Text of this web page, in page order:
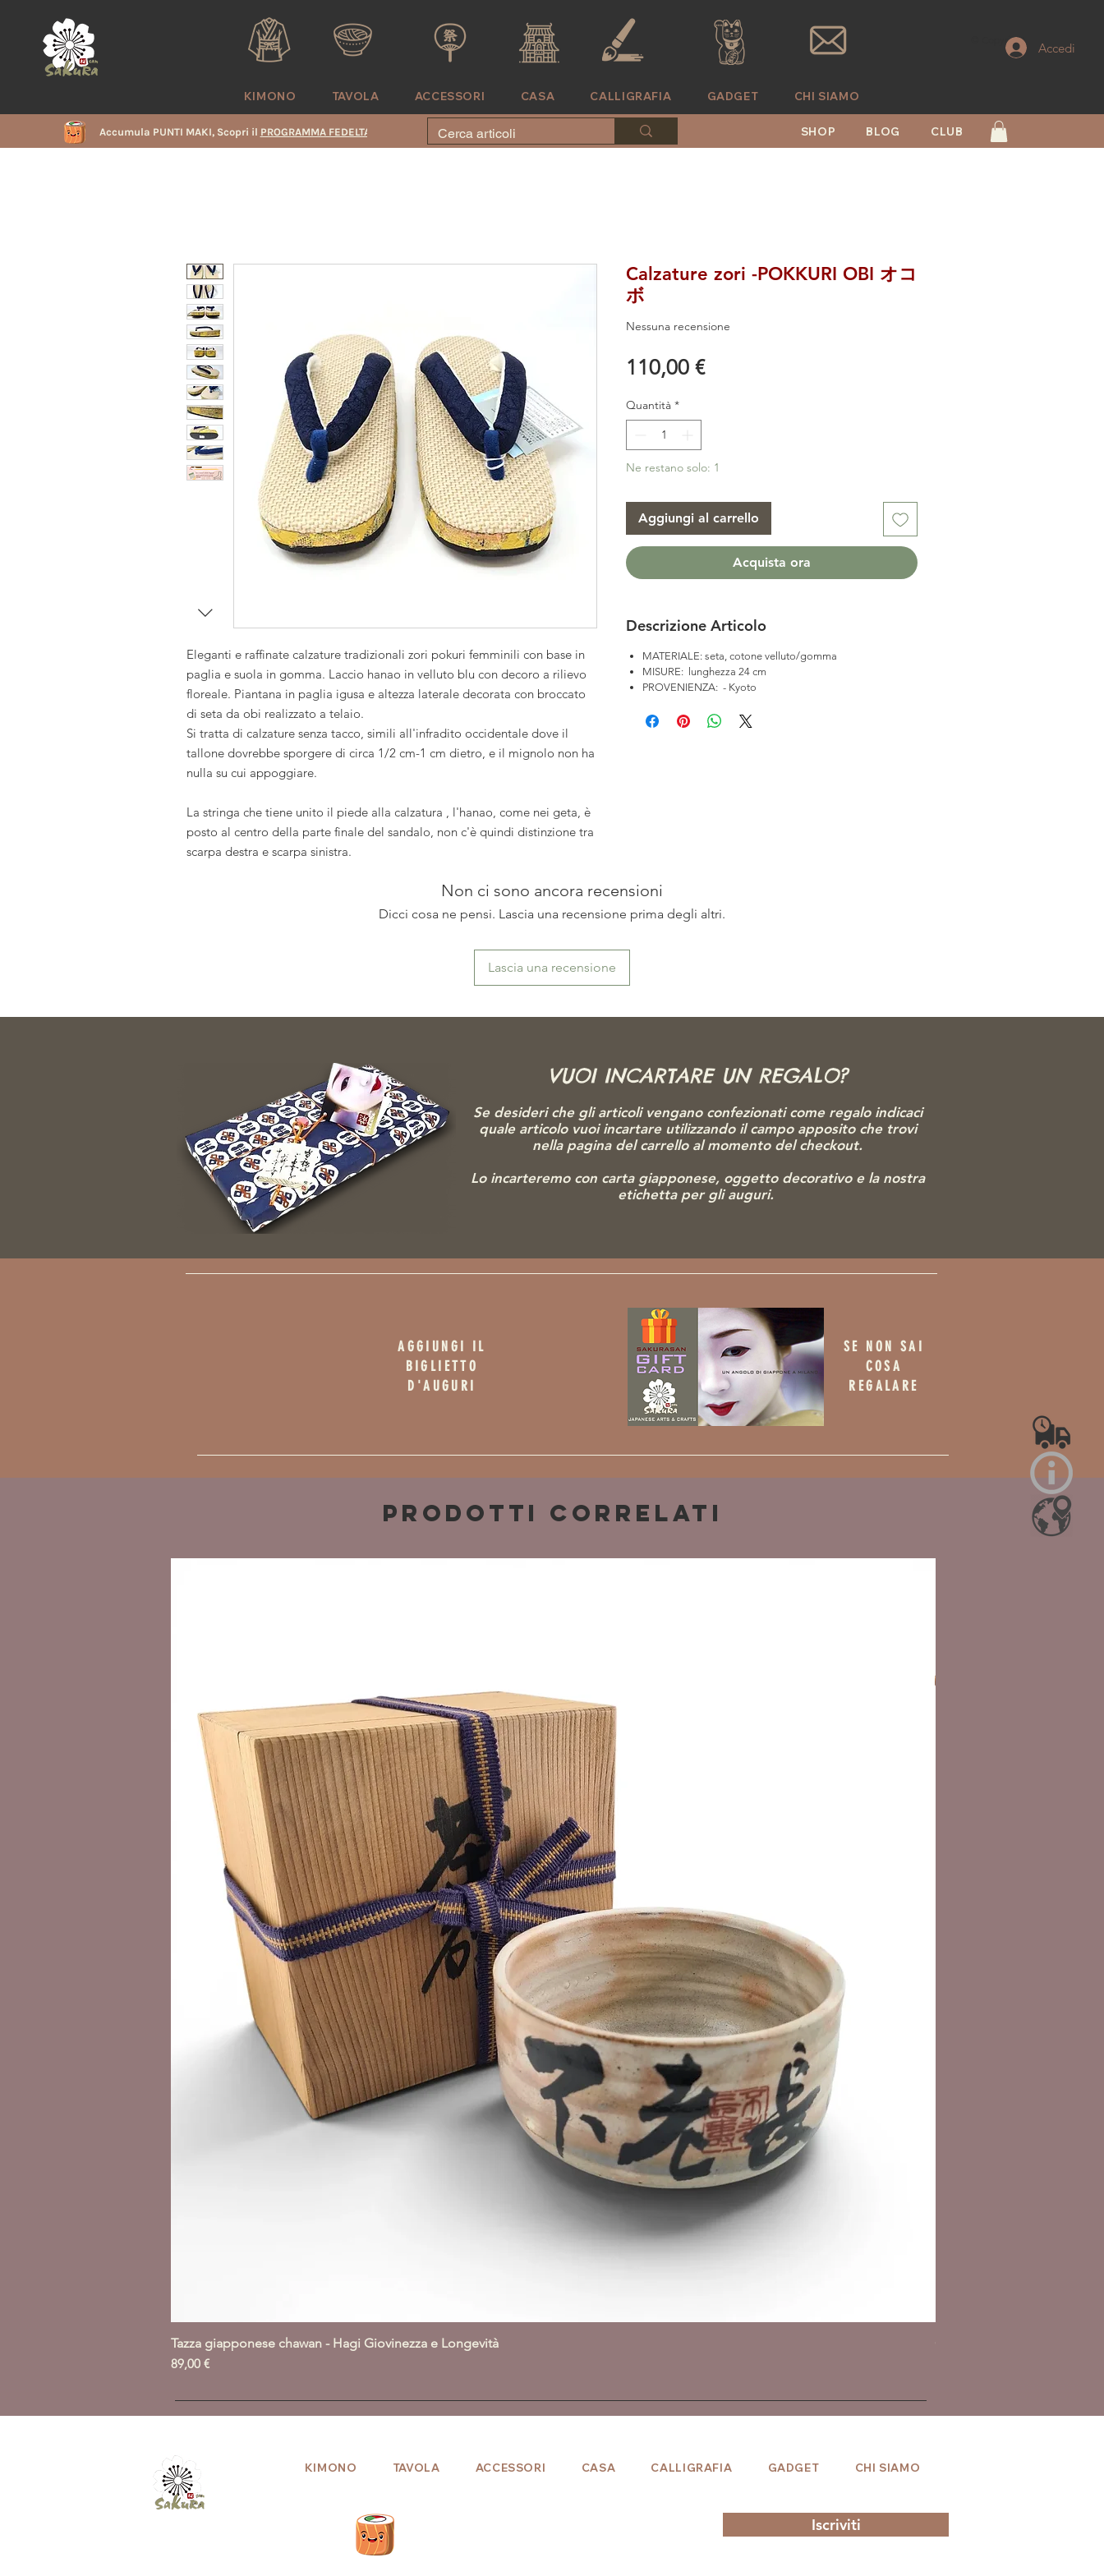
© Copyright
KIMONO TAVOLA ACCESSORI CASA CALLIGRAFIA GADGET CHI SIAMO
Accedi
Accumula PUNTI MAKI, Scopri il PROGRAMMA FEDELTA' KIMONO
TAVOLAACCESSORI
CASA GADGET
DOVE SIAMO SHOP BLOG CLUB
Eleganti e raffinate calzature tradizionali zori pokuri femminili con base in
paglia e suola in gomma. Laccio hanao in velluto blu con decoro a rilievo
floreale. Piantana in paglia igusa e altezza laterale decorata con broccato
di seta da obi realizzato a telaio.
Si tratta di calzature senza tacco, simili all'infradito occidentale dove il
tallone dovrebbe sporgere di circa 1/2 cm-1 cm dietro, e il mignolo non ha
nulla su cui appoggiare.
La stringa che tiene unito il piede alla calzatura , l'hanao, come nei geta, è
posto al centro della parte finale del sandalo, non c'è quindi distinzione tra
scarpa destra e scarpa sinistra.
Calzature zori -POKKURI OBI オコ
ボ
Nessuna recensione
110,00 €Prezzo
Quantità *
Ne restano solo: 1
Aggiungi al carrello
Acquista ora
Descrizione Articolo
MATERIALE: seta, cotone velluto/gomma
MISURE: lunghezza 24 cm
PROVENIENZA: - Kyoto
Non ci sono ancora recensioni
Dicci cosa ne pensi. Lascia una recensione prima degli altri.
Lascia una recensione
VUOI INCARTARE UN REGALO?
Se desideri che gli articoli vengano confezionati come regalo indicaci
quale articolo vuoi incartare utilizzando il campo apposito che trovi
nella pagina del carrello al momento del checkout.
Lo incarteremo con carta giapponese, oggetto decorativo e la nostra
etichetta per gli auguri.
AGGIUNGI IL
BIGLIETTO
D'AUGURI
SE NON SAI
COSA
REGALARE
Prodotti correlati
Tazza giapponese chawan - Hagi Giovinezza e Longevità
Prezzo
89,00 €
KIMONO TAVOLA ACCESSORI CASA CALLIGRAFIA GADGET CHI SIAMO
Iscriviti